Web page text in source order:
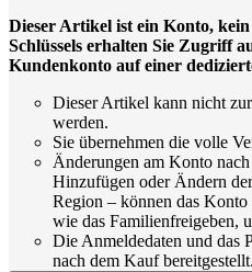
Dieser Artikel ist ein Konto, kein
Schlüssels erhalten Sie Zugriff
Kundenkonto auf einer
Dieser Artikel kann nicht
werden.
Sie übernehmen die volle
Änderungen am Konto
Hinzufügen oder Ändern
Region – können das
wie das Familienfreigeben,
Die Anmeldedaten und das
nach dem Kauf bereitgestellt.